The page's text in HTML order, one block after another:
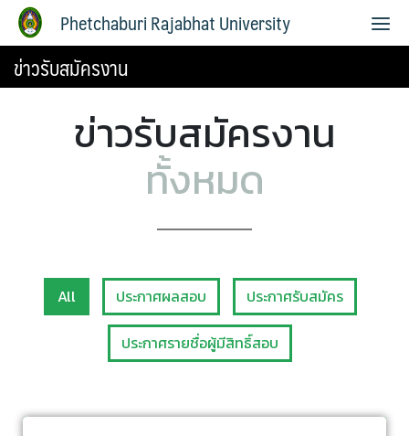
Phetchaburi Rajabhat University
ข่าวรับสมัครงาน
ข่าวรับสมัครงาน
ทั้งหมด
All ประกาศผลสอบ ประกาศรับสมัคร
ประกาศรายชื่อผู้มีสิทธิ์สอบ